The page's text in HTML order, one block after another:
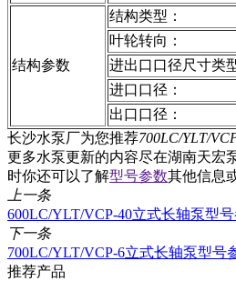
结构参数
结构类型：
叶轮转向：
进出口口径尺寸类
进口口径：
出口口径：
长沙水泵厂为您推荐700LC/YLT/
更多水泵更新的内容尽在湖南天宏
时你还可以了解型号参数其他信息
上一条
600LC/YLT/VCP-40立式长轴泵型
下一条
700LC/YLT/VCP-6立式长轴泵型号
推荐产品